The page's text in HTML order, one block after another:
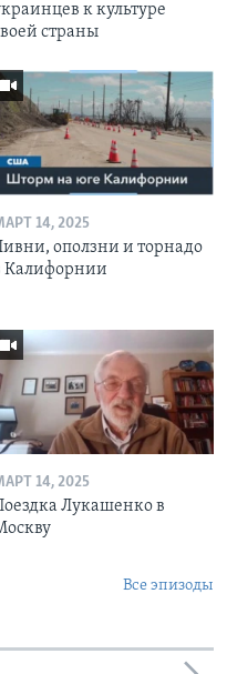
к культуре
страны
14, 2025
оползни и торнадо
Калифорнии
14, 2025
Лукашенко в
Все эпизоды